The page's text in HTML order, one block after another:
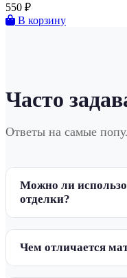
550 ₽
В корзину
Часто
Ответы на самые
Можно ли
отделки?
Чем отличается